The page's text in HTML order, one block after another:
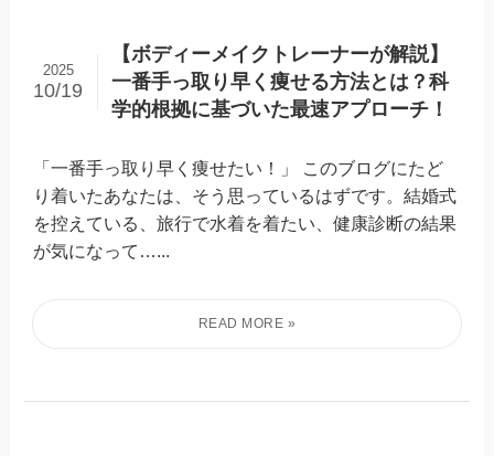
【ボディーメイクトレーナーが解説】
一番手っ取り早く痩せる方法とは？科
学的根拠に基づいた最速アプローチ！
2025
10/19
「一番手っ取り早く痩せたい！」 このブログにたど
り着いたあなたは、そう思っているはずです。結婚式
を控えている、旅行で水着を着たい、健康診断の結果
が気になって…...